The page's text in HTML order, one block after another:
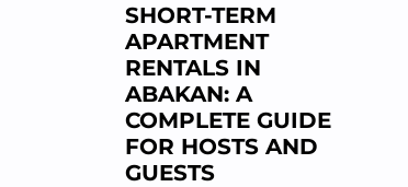
SHORT-TERM
APARTMENT
RENTALS IN
ABAKAN: A
COMPLETE GUIDE
FOR HOSTS AND
GUESTS